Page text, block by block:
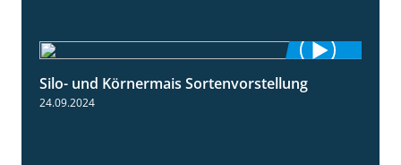
4:26
Silo- und Körnermais Sortenvorstellung
24.09.2024